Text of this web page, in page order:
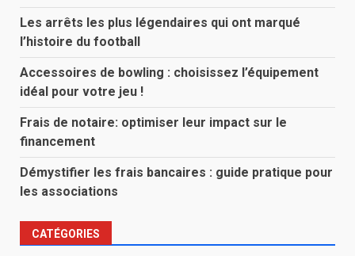
Les arrêts les plus légendaires qui ont marqué
l’histoire du football
Accessoires de bowling : choisissez l’équipement
idéal pour votre jeu !
Frais de notaire: optimiser leur impact sur le
financement
Démystifier les frais bancaires : guide pratique pour
les associations
CATÉGORIES